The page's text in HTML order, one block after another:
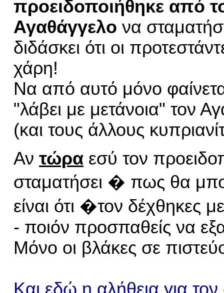
προειδοποιήθηκε από
Αγαθάγγελο να
διδάσκει ότι οι
χάρη!
Να από αυτό μόνο
"λάβει με μετάνοια" τον
(και τους άλλους
Αν τώρα εσύ τον
σταματήσει � πως θα
είναι ότι �τον δέχθηκες
- ποιόν προσπαθείς να
Μόνο οι βλάκες σε
Και εδώ η αλήθεια για τον